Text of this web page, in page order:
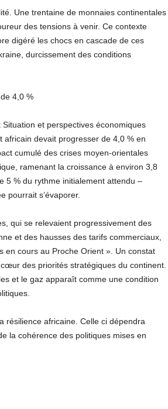
Une trentaine de monnaies continentales
des tensions à venir. Ce contexte
digéré les chocs en cascade de ces
durcissement des conditions
4,0 %
et perspectives économiques
devait progresser de 4,0 % en
cumulé des crises moyen-orientales
ramenant la croissance à environ 3,8
5 % du rythme initialement attendu –
pourrait s’évaporer.
qui se relevaient progressivement des
et des hausses des tarifs commerciaux,
en cours au Proche Orient ». Un constat
des priorités stratégiques du continent.
et le gaz apparaît comme une condition
résilience africaine. Celle ci dépendra
la cohérence des politiques mises en